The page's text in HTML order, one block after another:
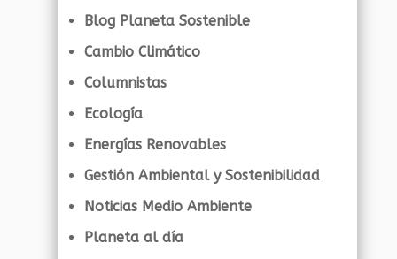
Blog Planeta Sostenible
Cambio Climático
Columnistas
Ecología
Energías Renovables
Gestión Ambiental y Sostenibilidad
Noticias Medio Ambiente
Planeta al día